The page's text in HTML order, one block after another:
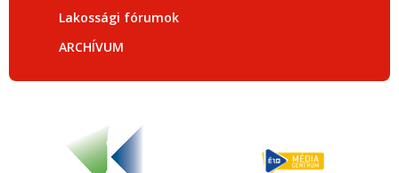
Lakossági fórumok
ARCHÍVUM